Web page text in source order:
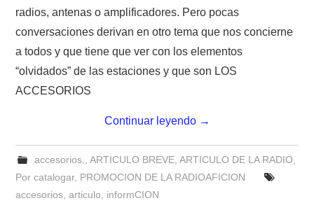
radios, antenas o amplificadores. Pero pocas
conversaciones derivan en otro tema que nos concierne
a todos y que tiene que ver con los elementos
“olvidados” de las estaciones y que son LOS
ACCESORIOS
Continuar leyendo →
accesorios,, ARTICULO BREVE, ARTICULO DE LA RADIO,
Por catalogar, PROMOCION DE LA RADIOAFICION
accesorios,articulo, informCION